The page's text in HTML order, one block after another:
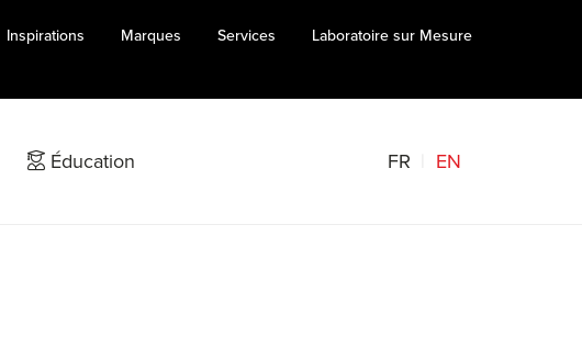
Inspirations Marques Services
Laboratoire sur Mesure
Éducation FR EN